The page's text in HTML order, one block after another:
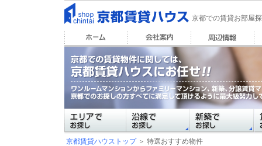
京都での賃貸お部屋
京都賃貸ハウストップ＞ 特選おすすめ物件